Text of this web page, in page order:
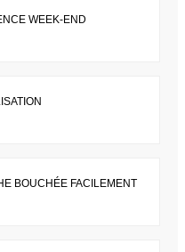
WEEK-END
BOUCHÉE FACILEMENT